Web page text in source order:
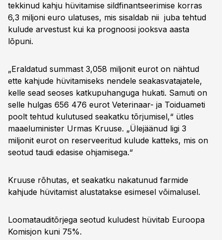
tekkinud kahju hüvitamise sildfinantseerimise korras
6,3 miljoni euro ulatuses, mis sisaldab nii juba tehtud
kulude arvestust kui ka prognoosi jooksva aasta
lõpuni.
„Eraldatud summast 3,058 miljonit eurot on nähtud
ette kahjude hüvitamiseks nendele seakasvatajatele,
kelle sead seoses katkupuhanguga hukati. Samuti on
selle hulgas 656 476 eurot Veterinaar- ja Toiduameti
poolt tehtud kulutused seakatku tõrjumisel,“ ütles
maaeluminister Urmas Kruuse. „Ülejäänud ligi 3
miljonit eurot on reserveeritud kulude katteks, mis on
seotud taudi edasise ohjamisega.“
Kruuse rõhutas, et seakatku nakatunud farmide
kahjude hüvitamist alustatakse esimesel võimalusel.
Loomatauditõrjega seotud kuludest hüvitab Euroopa
Komisjon kuni 75%.